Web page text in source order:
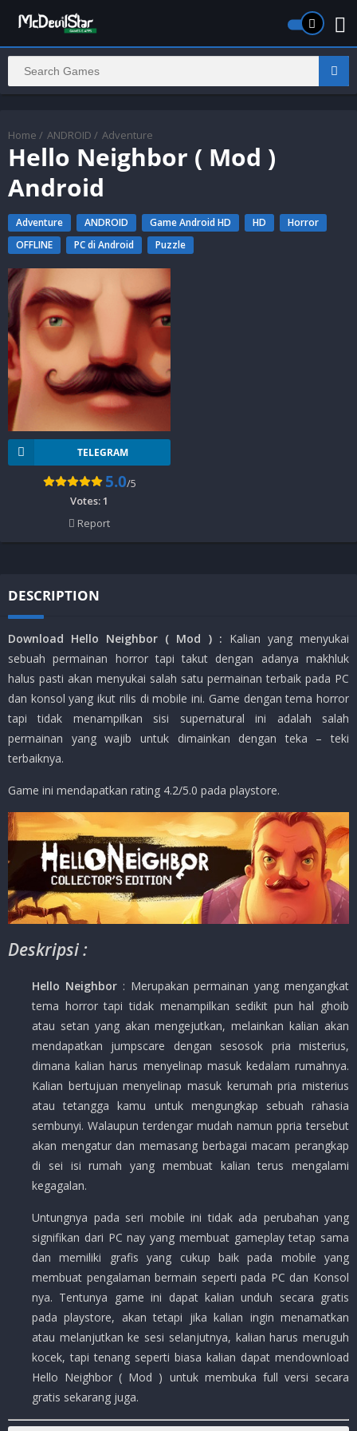
Home / ANDROID / Adventure
Hello Neighbor ( Mod )
Android
Adventure ANDROID Game Android HD HD
Horror
OFFLINE
PC di Android Puzzle
TELEGRAM
5.0/5
Votes:1
Report
DESCRIPTION
Download Hello Neighbor ( Mod ) : Kalian yang menyukai
sebuah permainan horror tapi takut dengan adanya makhluk
halus pasti akan menyukai salah satu permainan terbaik pada PC
dan konsol yang ikut rilis di mobile ini. Game dengan tema horror
tapi tidak menampilkan sisi supernatural ini adalah salah
permainan yang wajib untuk dimainkan dengan teka – teki
terbaiknya.
Game ini mendapatkan rating 4.2/5.0 pada playstore.
Deskripsi :
Hello Neighbor : Merupakan permainan yang mengangkat
tema horror tapi tidak menampilkan sedikit pun hal ghoib
atau setan yang akan mengejutkan, melainkan kalian akan
mendapatkan jumpscare dengan sesosok pria misterius,
dimana kalian harus menyelinap masuk kedalam rumahnya.
Kalian bertujuan menyelinap masuk kerumah pria misterius
atau tetangga kamu untuk mengungkap sebuah rahasia
sembunyi. Walaupun terdengar mudah namun ppria tersebut
akan mengatur dan memasang berbagai macam perangkap
di sei isi rumah yang membuat kalian terus mengalami
kegagalan.
Untungnya pada seri mobile ini tidak ada perubahan yang
signifikan dari PC nay yang membuat gameplay tetap sama
dan memiliki grafis yang cukup baik pada mobile yang
membuat pengalaman bermain seperti pada PC dan Konsol
nya. Tentunya game ini dapat kalian unduh secara gratis
pada playstore, akan tetapi jika kalian ingin menamatkan
atau melanjutkan ke sesi selanjutnya, kalian harus meruguh
kocek, tapi tenang seperti biasa kalian dapat mendownload
Hello Neighbor ( Mod ) untuk membuka full versi secara
gratis sekarang juga.